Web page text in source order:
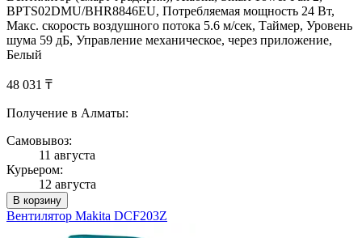
BPTS02DMU/BHR8846EU, Потребляемая мощность 24 Вт,
Макс. скорость воздушного потока 5.6 м/сек, Таймер, Уровень
шума 59 дБ, Управление механическое, через приложение,
Белый
48 031 ₸
Получение в Алматы:
Самовывоз:
11 августа
Курьером:
12 августа
В корзину
Вентилятор Makita DCF203Z